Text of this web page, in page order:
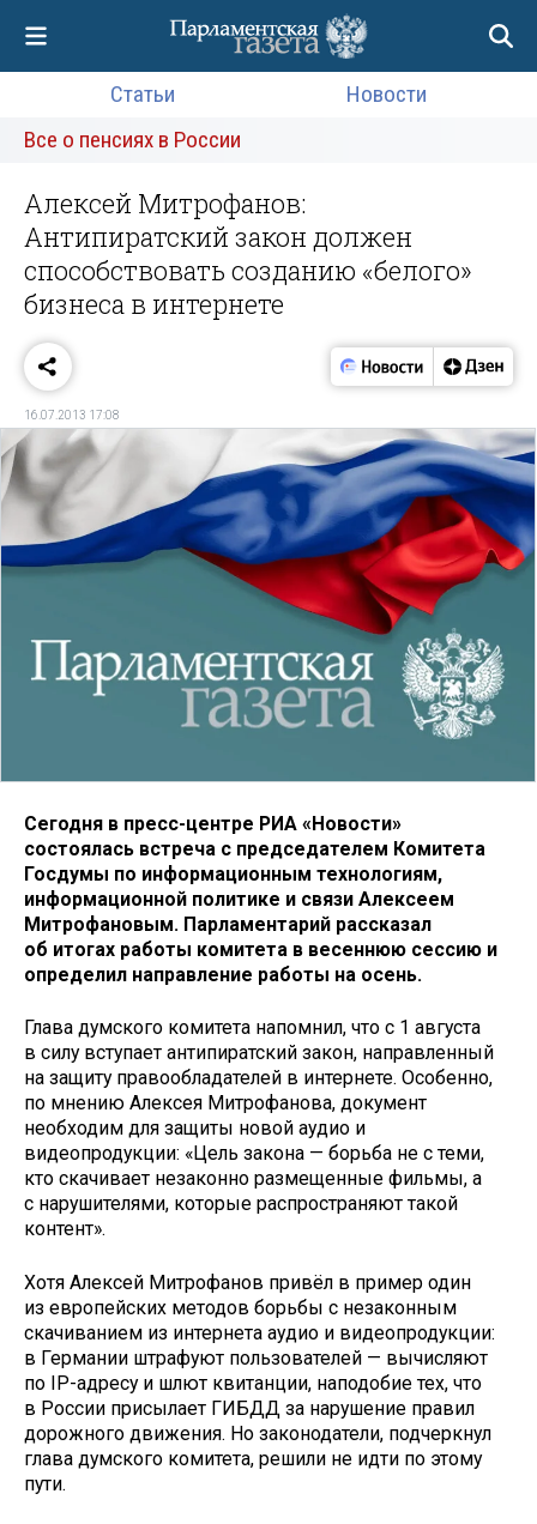
Статьи
Новости
Все о пенсиях в России
Алексей Митрофанов:
Антипиратский закон должен
способствовать созданию «белого»
бизнеса в интернете
16.07.2013 17:08
Сегодня в пресс-центре РИА «Новости»
состоялась встреча с председателем Комитета
Госдумы по информационным технологиям,
информационной политике и связи Алексеем
Митрофановым. Парламентарий рассказал
об итогах работы комитета в весеннюю сессию и
определил направление работы на осень.
Глава думского комитета напомнил, что с 1 августа
в силу вступает антипиратский закон, направленный
на защиту правообладателей в интернете. Особенно,
по мнению Алексея Митрофанова, документ
необходим для защиты новой аудио и
видеопродукции: «Цель закона — борьба не с теми,
кто скачивает незаконно размещенные фильмы, а
с нарушителями, которые распространяют такой
контент».
Хотя Алексей Митрофанов привёл в пример один
из европейских методов борьбы с незаконным
скачиванием из интернета аудио и видеопродукции:
в Германии штрафуют пользователей — вычисляют
по IP-адресу и шлют квитанции, наподобие тех, что
в России присылает ГИБДД за нарушение правил
дорожного движения. Но законодатели, подчеркнул
глава думского комитета, решили не идти по этому
пути.